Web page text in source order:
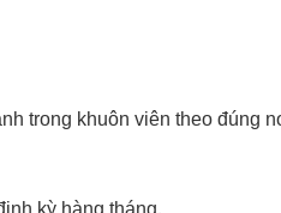
trong khuôn viên theo đúng
kỳ hàng tháng.